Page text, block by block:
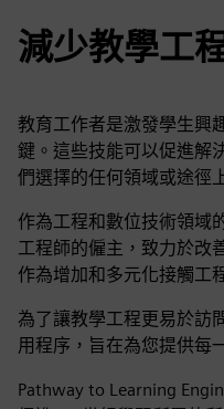
減少教學工
教育工作者是激發學生興
鍵。這些技能可以促進解
們選擇的任何領域或途徑
作為工程和數位技術領域
工程師的僱主，致力於改
作為增加和多元化接觸工
為了讓教學工程更易於訪
用程序，旨在為您提供每
Pathway to Learning